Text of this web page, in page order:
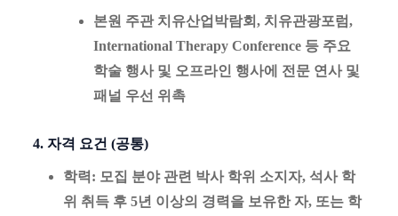
본원 주관 치유산업박람회, 치유관광포럼,
International Therapy Conference 등 주요
학술 행사 및 오프라인 행사에 전문 연사 및
패널 우선 위촉
4. 자격 요건 (공통)
학력 : 모집 분야 관련 박사 학위 소지자, 석사 학
위 취득 후 5년 이상의 경력을 보유한 자, 또는 학